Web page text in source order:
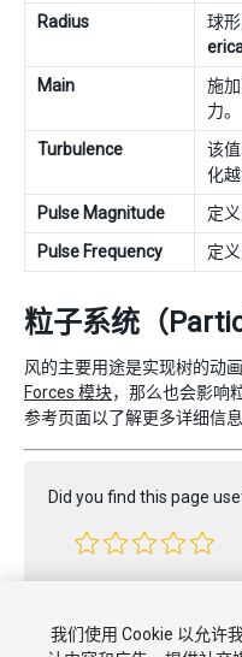
Radius
球
Main
施
力。
Turbulence
该
化越
Pulse Magnitude
定
Pulse Frequency
定
粒子系统（
风的主要用途是实现树的动
Forces 模块，那么也会影响
参考页面以了解更多详细信息
Did you find this page
我们使用 Cookie 以允许